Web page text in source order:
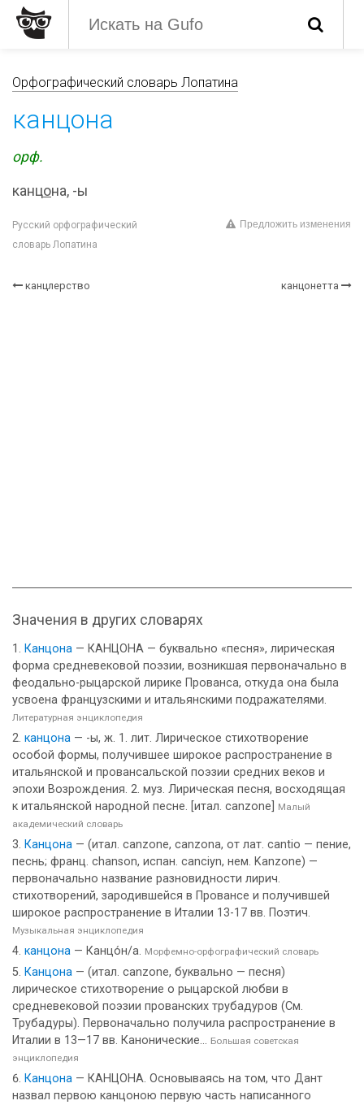
Орфографический словарь Лопатина
канцона
орф.
канцона, -ы
Русский орфографический
словарь Лопатина
Предложить изменения
канцлерство канцонетта
Значения в других словарях
Канцона — КАНЦОНА — буквально «песня», лирическая
форма средневековой поэзии, возникшая первоначально в
феодально-рыцарской лирике Прованса, откуда она была
усвоена французскими и итальянскими подражателями.
Литературная энциклопедия
канцона — -ы, ж. 1. лит. Лирическое стихотворение
особой формы, получившее широкое распространение в
итальянской и провансальской поэзии средних веков и
эпохи Возрождения. 2. муз. Лирическая песня, восходящая
к итальянской народной песне. [итал. canzone]
Малый
академический словарь
Канцона — (итал. canzone, canzona, от лат. cantio — пение,
песнь; франц. chanson, испан. canciуn, нем. Kanzone) —
первоначально название разновидности лирич.
стихотворений, зародившейся в Провансе и получившей
широкое распространение в Италии 13-17 вв. Поэтич.
Музыкальная энциклопедия
канцона — Канцо́н/а. Морфемно-орфографический словарь
Канцона — (итал. canzone, буквально — песня)
лирическое стихотворение о рыцарской любви в
средневековой поэзии прованских трубадуров (См.
Трубадуры). Первоначально получила распространение в
Италии в 13—17 вв. Канонические... Большая советская
энциклопедия
Канцона — КАНЦОНА. Основываясь на том, что Дант
назвал первою канцоною первую часть написанного